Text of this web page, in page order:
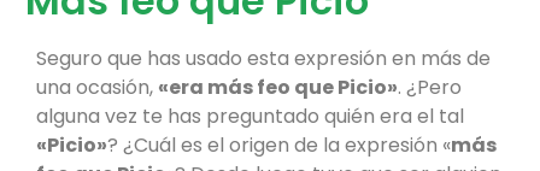
Seguro que has usado esta expresión en más de
una ocasión, «era más feo que Picio». ¿Pero
alguna vez te has preguntado quién era el tal
«Picio»? ¿Cuál es el origen de la expresión «más